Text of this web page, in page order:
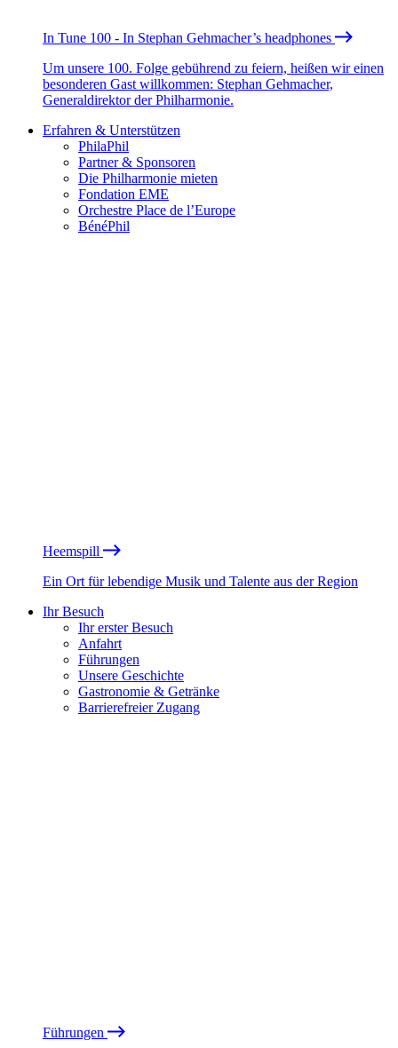
In Tune 100 - In Stephan Gehmacher’s headphones
Um unsere 100. Folge gebührend zu feiern, heißen wir einen
besonderen Gast willkommen: Stephan Gehmacher,
Generaldirektor der Philharmonie.
Erfahren & Unterstützen
PhilaPhil
Partner & Sponsoren
Die Philharmonie mieten
Fondation EME
Orchestre Place de l’Europe
BénéPhil
Heemspill
Ein Ort für lebendige Musik und Talente aus der Region
Ihr Besuch
Ihr erster Besuch
Anfahrt
Führungen
Unsere Geschichte
Gastronomie & Getränke
Barrierefreier Zugang
Führungen